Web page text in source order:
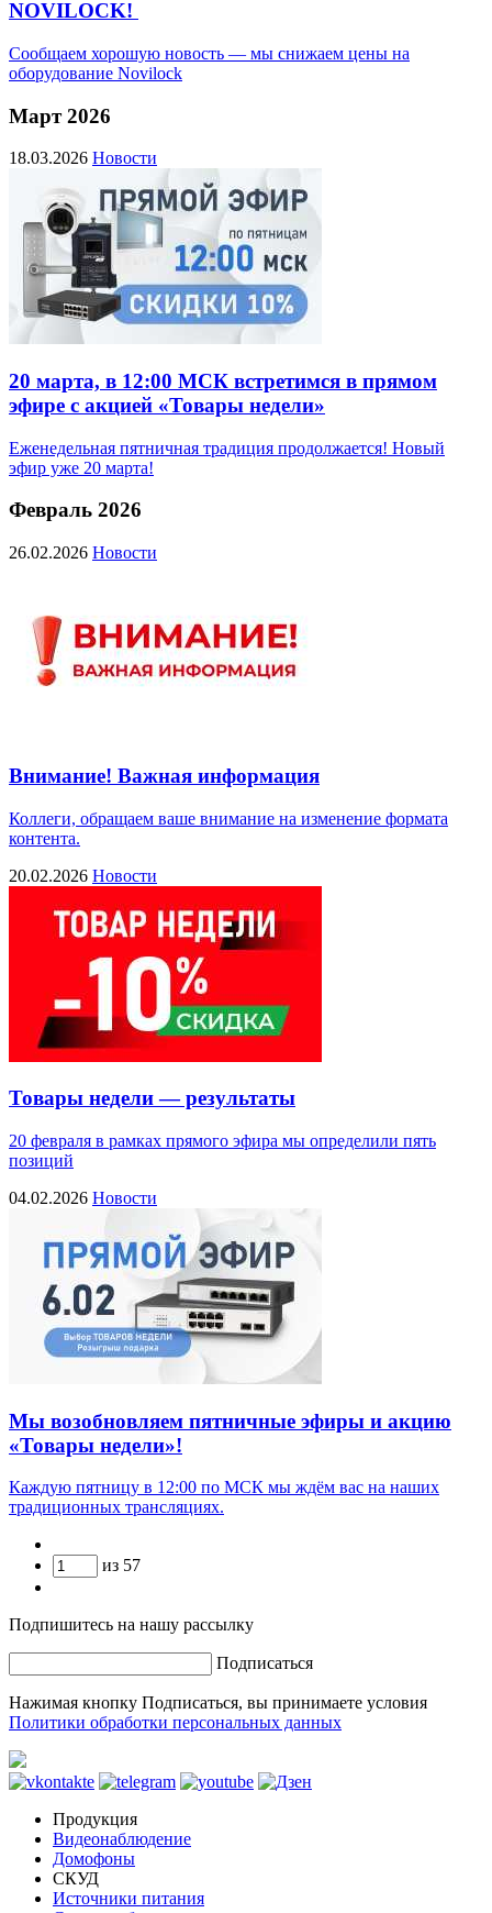
NOVILOCK!
Сообщаем хорошую новость — мы снижаем цены на
оборудование Novilock
Март 2026
18.03.2026 Новости
20 марта, в 12:00 МСК встретимся в прямом
эфире с акцией «Товары недели»
Еженедельная пятничная традиция продолжается! Новый
эфир уже 20 марта!
Февраль 2026
26.02.2026 Новости
Внимание! Важная информация
Коллеги, обращаем ваше внимание на изменение формата
контента.
20.02.2026 Новости
Товары недели — результаты
20 февраля в рамках прямого эфира мы определили пять
позиций
04.02.2026 Новости
Мы возобновляем пятничные эфиры и акцию
«Товары недели»!
Каждую пятницу в 12:00 по МСК мы ждём вас на наших
традиционных трансляциях.
из 57
Подпишитесь на нашу рассылку
Подписаться
Нажимая кнопку Подписаться, вы принимаете условия
Политики обработки персональных данных
Продукция
Видеонаблюдение
Домофоны
СКУД
Источники питания